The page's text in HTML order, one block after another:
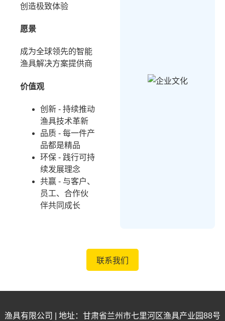
创造极致体验
愿景
成为全球领先的智能
渔具解决方案提供商
价值观
创新 - 持续推动
渔具技术革新
品质 - 每一件产
品都是精品
环保 - 践行可持
续发展理念
共赢 - 与客户、
员工、合作伙
伴共同成长
联系我们
渔具有限公司 | 地址：甘肃省兰州市七里河区渔具产业园88号